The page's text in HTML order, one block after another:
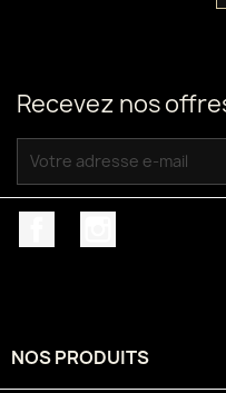
Recevez nos
NOS PRODUITS